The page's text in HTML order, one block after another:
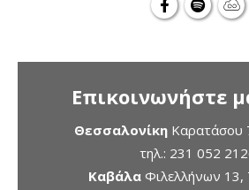
Επικοινωνήστε
ΘεσσαλονίκηΚαρατάσου
τηλ.: 231 052
ΚαβάλαΦιλελλήνων 13,